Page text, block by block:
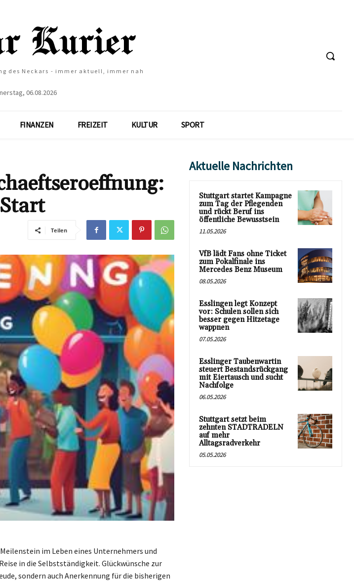
des Neckars - immer aktuell, immer nah
06.08.2026
FINANZEN FREIZEIT KULTUR SPORT
Teilen
im Leben eines Unternehmers und
in die Selbstständigkeit. Glückwünsche zur
sondern auch Anerkennung für die bisherigen
Aktuelle Nachrichten
Stuttgart startet Kampagne
zum Tag der Pflegenden
und rückt Beruf ins
öffentliche Bewusstsein
11.05.2026
VfB lädt Fans ohne Ticket
zum Pokalfinale ins
Mercedes Benz Museum
08.05.2026
Esslingen legt Konzept
vor: Schulen sollen sich
besser gegen Hitzetage
wappnen
07.05.2026
Esslinger Taubenwartin
steuert Bestandsrückgang
mit Eiertausch und sucht
Nachfolge
06.05.2026
Stuttgart setzt beim
zehnten STADTRADELN
auf mehr
Alltagsradverkehr
05.05.2026